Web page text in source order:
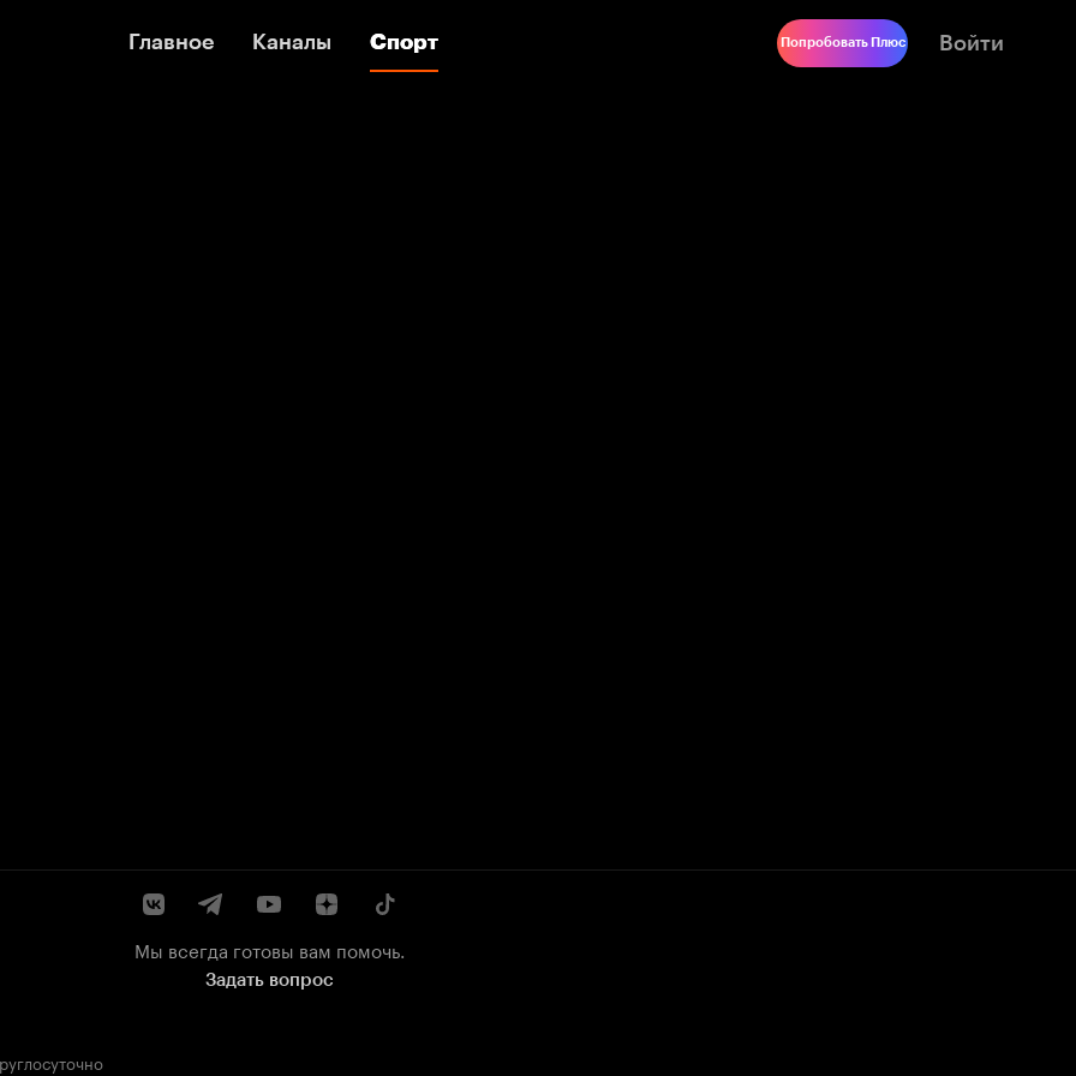
Главное Каналы Спорт
Главное Каналы Спорт Попробовать Плюс Войти
Мы всегда готовы вам помочь.
Задать вопрос